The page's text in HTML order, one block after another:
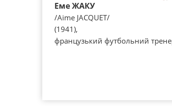
Еме ЖАКУ
/Aime JACQUET/
(1941),
французький футбольний